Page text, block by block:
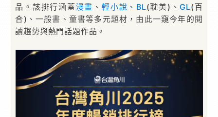
品。該排行涵蓋漫畫 、 輕小說 、 BL(耽美)、 GL(百
合)、一般書、童書等多元題材，由此一窺今年的閱
讀趨勢與熱門話題作品。